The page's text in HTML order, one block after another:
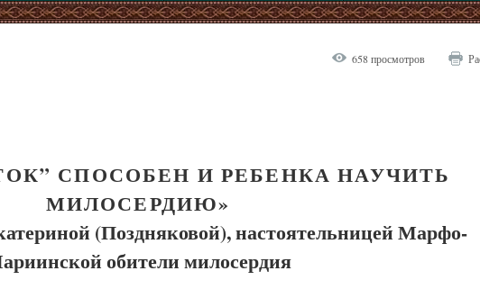
658 просмотров
СПОСОБЕН И РЕБЕНКА НАУЧИТЬ
МИЛОСЕРДИЮ»
(Поздняковой), настоятельницей Марфо-
обители милосердия